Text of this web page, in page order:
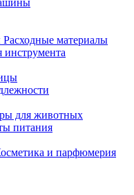
Расходные материалы
инструмента
для животных
питания
и парфюмерия